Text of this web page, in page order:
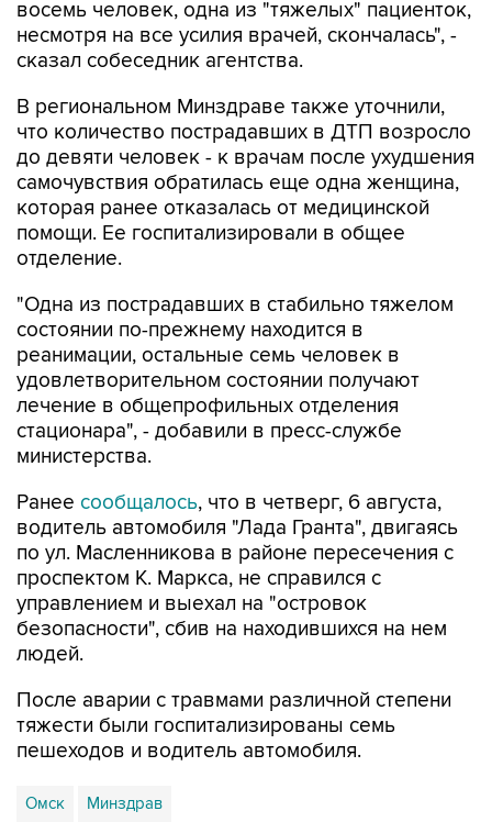
сказал собеседник агентства.
В региональном Минздраве также уточнили,
до девяти человек - к врачам после ухудшения
самочувствия обратилась еще одна женщина,
которая ранее отказалась от медицинской
помощи. Ее госпитализировали в общее
отделение.
"Одна из пострадавших в стабильно тяжелом
реанимации, остальные семь человек в
удовлетворительном состоянии получают
лечение в общепрофильных отделения
стационара", - добавили в пресс-службе
министерства.
Ранеесообщалось
по ул. Масленникова в районе пересечения с
проспектом К. Маркса, не справился с
управлением и выехал на "островок
безопасности", сбив на находившихся на нем
людей.
После аварии с травмами различной степени
пешеходов и водитель автомобиля.
Омск Минздрав